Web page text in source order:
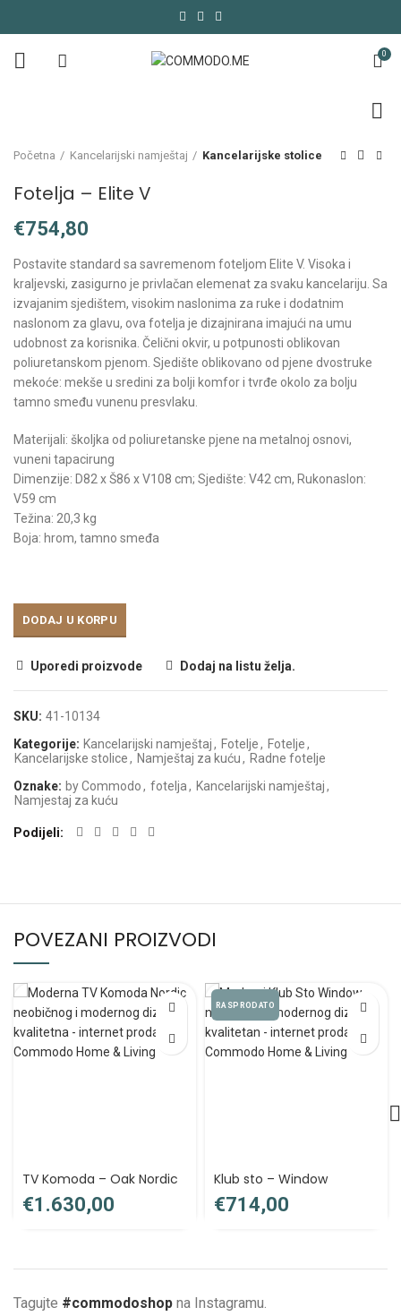
0
Početna Kancelarijski namještaj Kancelarijske stolice
Fotelja – Elite V
€
Postavite standard sa savremenom foteljom Elite V. Visoka i
kraljevski, zasigurno je privlačan elemenat za svaku kancelariju. Sa
izvajanim sjedištem, visokim naslonima za ruke i dodatnim
naslonom za glavu, ova fotelja je dizajnirana imajući na umu
udobnost za korisnika. Čelični okvir, u potpunosti oblikovan
poliuretanskom pjenom. Sjedište oblikovano od pjene dvostruke
mekoće: mekše u sredini za bolji komfor i tvrđe okolo za bolju
tamno smeđu vunenu presvlaku.
Materijali: školjka od poliuretanske pjene na metalnoj osnovi,
vuneni tapacirung
Dimenzije: D82 x Š86 x V108 cm; Sjedište: V42 cm, Rukonaslon:
V59 cm
Težina: 20,3 kg
Boja: hrom, tamno smeđa
DODAJ U KORPU
Uporedi proizvode Dodaj na listu želja.
SKU: 41-10134
Kategorije: Kancelarijski namještaj, Fotelje, Fotelje,
Kancelarijske stolice, Namještaj za kuću, Radne fotelje
Oznake: by Commodo, fotelja, Kancelarijski namještaj,
Namjestaj za kuću
Podijeli
POVEZANI PROIZVODI
TV Komoda – Oak Nordic
€
RASPRODATO
Klub sto – Window
€
Tagujte #commodoshop na Instagramu.